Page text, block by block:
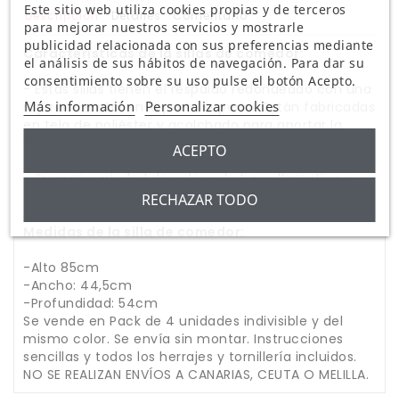
Descripción Detalles Comentario
Características de la sillas de comedor:
- Estas sillas tienen el respaldo redondeado con una
raya horizontal en la parte superior. Están fabricadas
en tela de poliéster y acolchado para aportar la
mayor comodidad. Las patas son de metal lacadas
- Su gran variedad de colores la hace llamativa y
Medidas de la silla de comedor:
-Alto 85cm
-Ancho: 44,5cm
-Profundidad: 54cm
Se vende en Pack de 4 unidades indivisible y del
mismo color. Se envía sin montar. Instrucciones
sencillas y todos los herrajes y tornillería incluidos.
NO SE REALIZAN ENVÍOS A CANARIAS, CEUTA O MELILLA.
Este sitio web utiliza cookies propias y de terceros
para mejorar nuestros servicios y mostrarle
publicidad relacionada con sus preferencias mediante
el análisis de sus hábitos de navegación. Para dar su
consentimiento sobre su uso pulse el botón Acepto.
Más información Personalizar cookies
RECHAZAR TODO
ACEPTO